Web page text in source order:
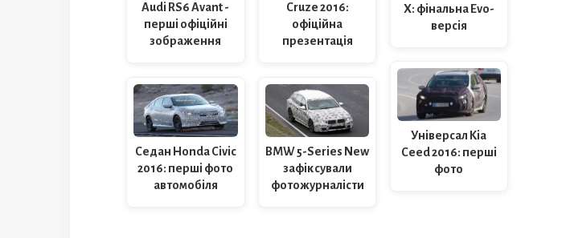
Audi RS6 Avant -
перші офіційні
зображення
Седан Honda Civic
2016: перші фото
автомобіля
Cruze 2016:
офіційна
презентація
BMW 5-Series New
зафіксували
фотожурналісти
X: фінальна Evo-
версія
Універсал Kia
Ceed 2016: перші
фото